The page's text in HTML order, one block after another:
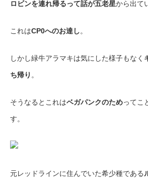
ロビンを連れ帰るって話が五老星から出て
これはCP0へのお達し。
しかし緑牛アラマキは気にした様子もなく
ち帰り 。
そうなるとこれはベガパンクのためってこ
す。
元レッドラインに住んでいた希少種である